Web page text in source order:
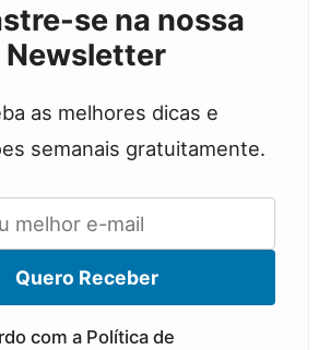
se na nossa
Newsletter
as melhores dicas e
semanais gratuitamente.
Quero Receber
com a Política de